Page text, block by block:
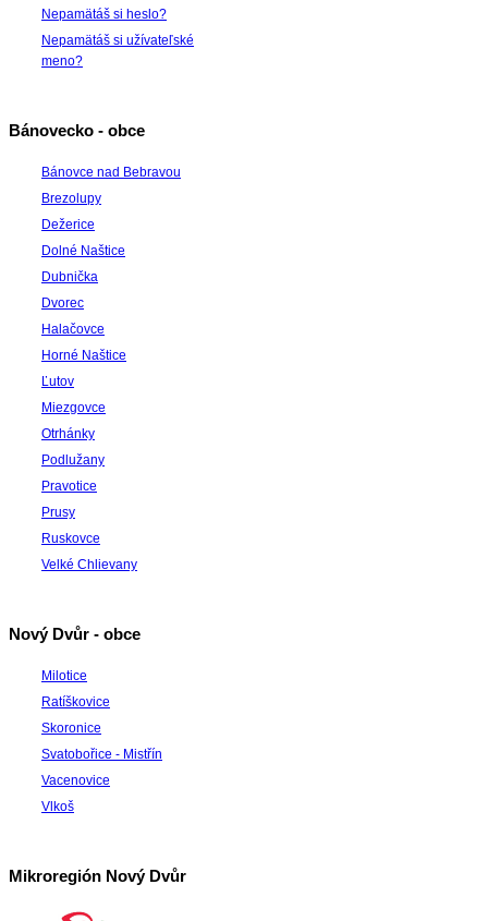
Nepamätáš si heslo?
Nepamätáš si užívateľské
meno?
Bánovecko - obce
Bánovce nad Bebravou
Brezolupy
Dežerice
Dolné Naštice
Dubnička
Dvorec
Halačovce
Horné Naštice
Ľutov
Miezgovce
Otrhánky
Podlužany
Pravotice
Prusy
Ruskovce
Velké Chlievany
Nový Dvůr - obce
Milotice
Ratíškovice
Skoronice
Svatobořice - Mistřín
Vacenovice
Vlkoš
Mikroregión Nový Dvůr